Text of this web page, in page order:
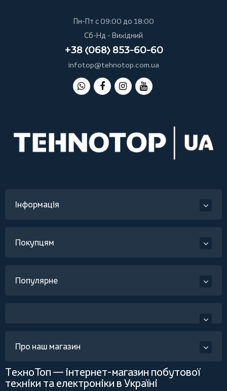
Пн-Пт с 09:00 до 18:00
Сб-Нд - Вихідний
+38 (068) 853-60-60
infotop@tehnotop.com.ua
Інформація
Покупцям
Популярне
Про наш магазин
ТехноТоп — інтернет-магазин побутової
техніки та електроніки в Україні